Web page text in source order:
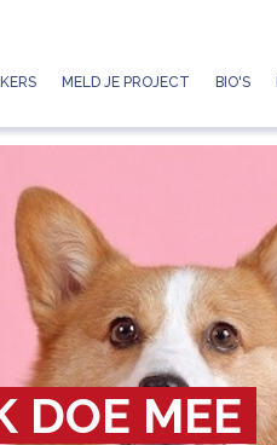
MELD JE PROJECT BIO'S
DOE MEE